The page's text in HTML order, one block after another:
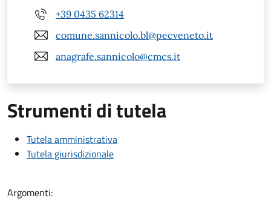
+39 0435 62314
comune.sannicolo.bl@pecveneto.it
anagrafe.sannicolo@cmcs.it
Strumenti di tutela
Tutela amministrativa
Tutela giurisdizionale
Argomenti: